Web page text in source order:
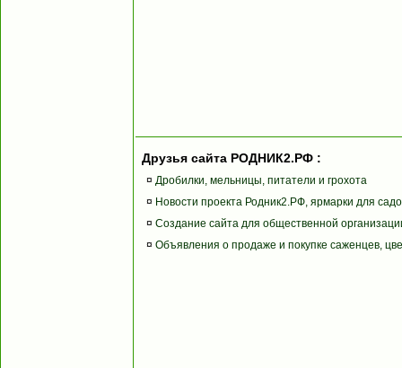
Друзья сайта РОДНИК2.РФ :
¤ Дробилки, мельницы, питатели и грохота
¤ Новости проекта Родник2.РФ, ярмарки для
¤ Создание сайта для общественной
¤ Объявления о продаже и покупке саженцев,